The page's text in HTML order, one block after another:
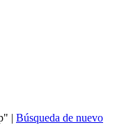
| Búsqueda de nuevo